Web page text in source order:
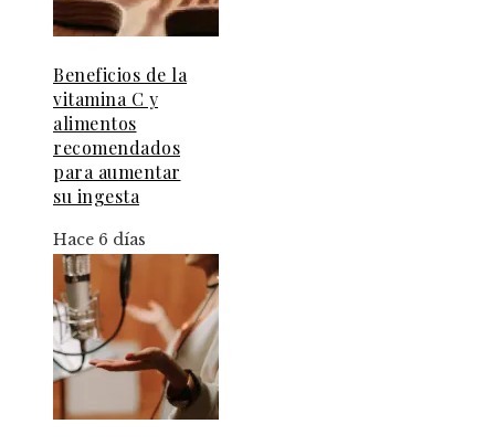
Beneficios de la
vitamina C y
alimentos
recomendados
para aumentar
su ingesta
Hace 6 días